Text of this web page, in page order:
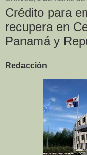
Crédito para
recupera en
Panamá y
Redacción